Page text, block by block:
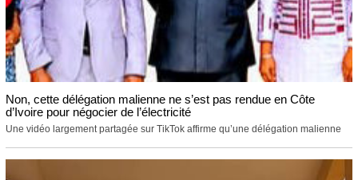
Non, cette délégation malienne ne s’est pas rendue en Côte
d’Ivoire pour négocier de l’électricité
Une vidéo largement partagée sur TikTok affirme qu’une délégation malienne